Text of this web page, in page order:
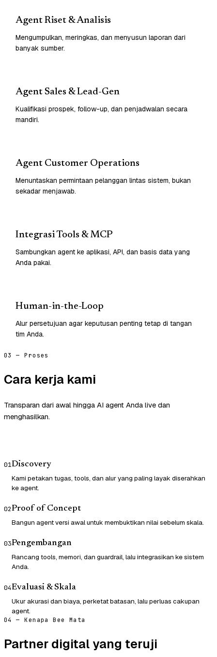
Agent Riset & Analisis
Mengumpulkan, meringkas, dan menyusun laporan dari
banyak sumber.
Agent Sales & Lead-Gen
Kualifikasi prospek, follow-up, dan penjadwalan secara
mandiri.
Agent Customer Operations
Menuntaskan permintaan pelanggan lintas sistem, bukan
sekadar menjawab.
Integrasi Tools & MCP
Sambungkan agent ke aplikasi, API, dan basis data yang
Anda pakai.
Human-in-the-Loop
Alur persetujuan agar keputusan penting tetap di tangan
tim Anda.
03 — Proses
Cara kerja kami
Transparan dari awal hingga AI agent Anda live dan
menghasilkan.
01Discovery
Kami petakan tugas, tools, dan alur yang paling layak diserahkan
ke agent.
02Proof of Concept
Bangun agent versi awal untuk membuktikan nilai sebelum skala.
03Pengembangan
Rancang tools, memori, dan guardrail, lalu integrasikan ke sistem
Anda.
04Evaluasi & Skala
Ukur akurasi dan biaya, perketat batasan, lalu perluas cakupan
agent.
04 — Kenapa Bee Mata
Partner digital yang teruji